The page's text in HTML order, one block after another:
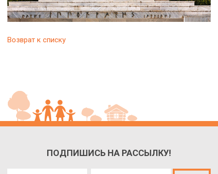
Возврат к списку
ПОДПИШИСЬ НА РАССЫЛКУ!